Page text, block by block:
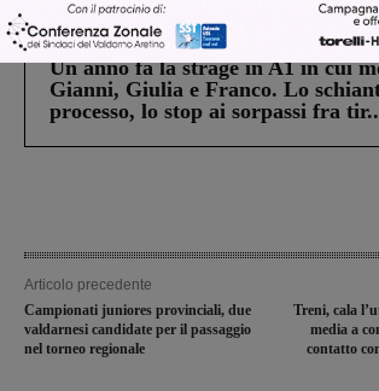
Cronaca 4 Agosto 2026
Un anno fa la strage in A1 in cui
Gianni, Giulia e Franco. Lo
processo, lo stop ai sorpassi fra
Articolo precedente
Campionati juniores provinciali, due
valdarnesi candidate per il passaggio
nel torneo regionale
Treni, cala
media a
contatto